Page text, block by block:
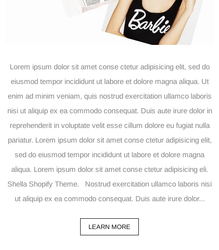
Lorem ipsum dolor sit amet conse ctetur adipisicing elit, sed do
eiusmod tempor incididunt ut labore et dolore magna aliqua. Ut
enim ad minim veniam, quis nostrud exercitation ullamco laboris
nisi ut aliquip ex ea commodo consequat. Duis aute irure dolor in
reprehenderit in voluptate velit esse cillum dolore eu fugiat nulla
pariatur. Lorem ipsum dolor sit amet conse ctetur adipisicing elit,
sed do eiusmod tempor incididunt ut labore et dolore magna
aliqua. Lorem ipsum dolor sit amet conse ctetur adipisicing eli.
Shella Shopify Theme. Nostrud exercitation ullamco laboris nisi
ut aliquip ex ea commodo consequat. Duis aute irure dolor...
LEARN MORE